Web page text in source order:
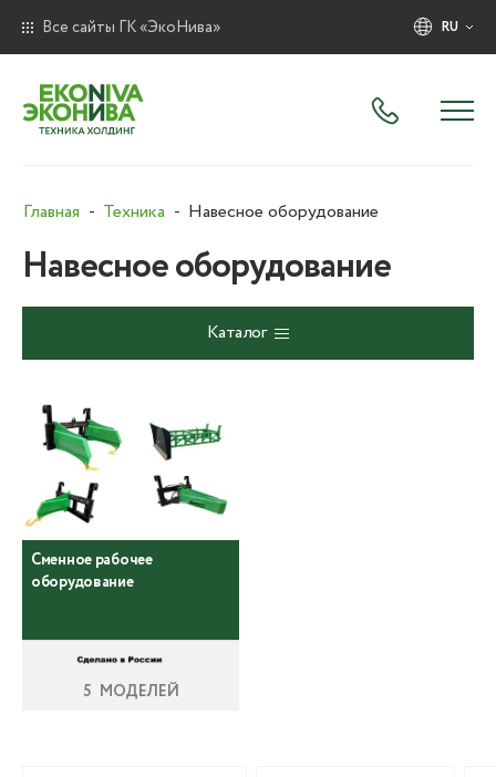
Все сайты ГК «ЭкоНива» RU
Главная Техника Навесное оборудование
Навесное оборудование
Каталог
Сменное рабочее
оборудование
5 МОДЕЛЕЙ